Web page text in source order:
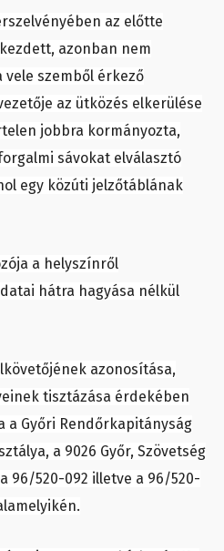
az előtte
azonban nem
szemből érkező
az ütközés elkerülése
jobbra kormányozta,
sávokat elválasztó
egy közúti jelzőtáblának
a helyszínről
hátra hagyása nélkül
azonosítása,
tisztázása érdekében
Győri Rendőrkapitányság
a 9026 Győr, Szövetség
96/520-092 illetve a 96/520-